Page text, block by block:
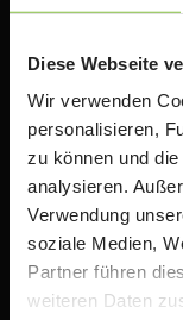
Diese Webseite
Wir verwenden
personalisieren,
zu können und
analysieren.
Verwendung
soziale Medien,
Partner führen
weiteren Daten
Rabatten auf
das Thema
Wichtiger
Die auf
bereits
Für den Einkauf
aktuellen
anerkannten